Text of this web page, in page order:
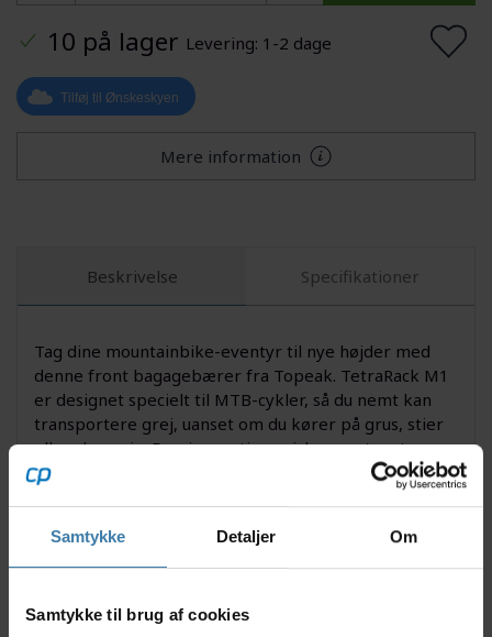
Samtykke Detaljer Om
Samtykke til brug af cookies
10 på lager Levering: 1-2 dage
Tilføj til Ønskeskyen
Mere information
Beskrivelse Specifikationer
Tag dine mountainbike-eventyr til nye højder med
denne front bagagebærer fra Topeak. TetraRack M1
er designet specielt til MTB-cykler, så du nemt kan
transportere grej, uanset om du kører på grus, stier
eller skovveje. Den innovative quick-mount system
gør det hurtigt at montere og afmontere
bagagebæreren, hvilket gør den ideel til ryttere, der
materialer sikrer stabilitet på selv de mest
udfordrende ture.
Nyttige facts